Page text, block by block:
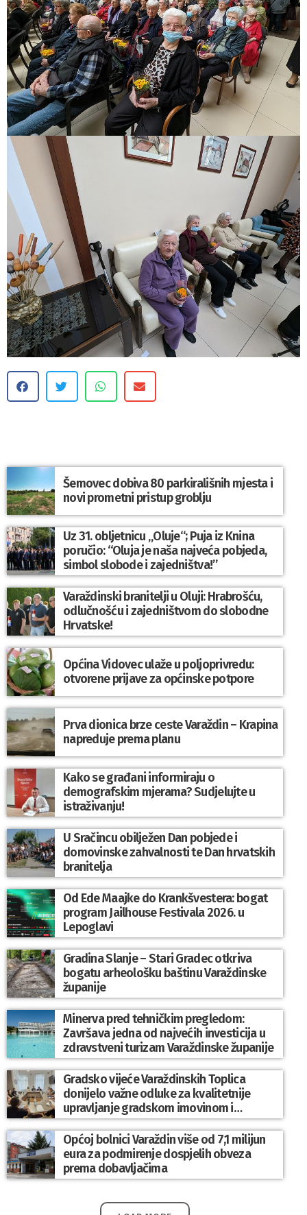
Šemovec dobiva 80 parkirališnih mjesta i
novi prometni pristup groblju
Uz 31. obljetnicu „Oluje“; Puja iz Knina
poručio: “Oluja je naša najveća pobjeda,
simbol slobode i zajedništva!”
Varaždinski branitelji u Oluji: Hrabrošću,
odlučnošću i zajedništvom do slobodne
Hrvatske!
Općina Vidovec ulaže u poljoprivredu:
otvorene prijave za općinske potpore
Prva dionica brze ceste Varaždin – Krapina
napreduje prema planu
Kako se građani informiraju o
demografskim mjerama? Sudjelujte u
istraživanju!
U Sračincu obilježen Dan pobjede i
domovinske zahvalnosti te Dan hrvatskih
branitelja
Od Ede Maajke do Krankšvestera: bogat
program Jailhouse Festivala 2026. u
Lepoglavi
Gradina Slanje – Stari Gradec otkriva
bogatu arheološku baštinu Varaždinske
županije
Minerva pred tehničkim pregledom:
Završava jedna od najvećih investicija u
zdravstveni turizam Varaždinske županije
Gradsko vijeće Varaždinskih Toplica
donijelo važne odluke za kvalitetnije
upravljanje gradskom imovinom i
komunalnim sustavom
Općoj bolnici Varaždin više od 7,1 milijun
eura za podmirenje dospjelih obveza
prema dobavljačima